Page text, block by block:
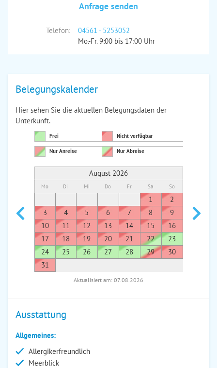
Anfrage senden
Telefon:
04561 - 5253052
Mo.-Fr. 9:00 bis 17:00 Uhr
Belegungskalender
Hier sehen Sie die aktuellen Belegungsdaten der
Unterkunft.
Frei Nicht verfügbar
Nur Anreise Nur Abreise
August 2026
Mo Di Mi Do Fr Sa So
1
2
3
4 5 6 7 8
9
10
11 12 13 14 15
16
17
18 19 20 21 22
23
24
25 26 27 28 29
30
31
7
Aktualisiert am: 07.08.2026
Ausstattung
Allgemeines:
Allergikerfreundlich
Meerblick